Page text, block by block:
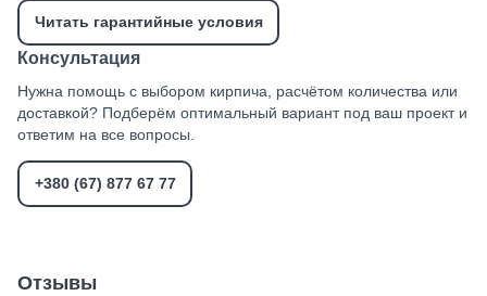
Читать гарантийные условия
Консультация
Нужна помощь с выбором кирпича, расчётом количества или
доставкой? Подберём оптимальный вариант под ваш проект и
ответим на все вопросы.
+380 (67) 877 67 77
Отзывы